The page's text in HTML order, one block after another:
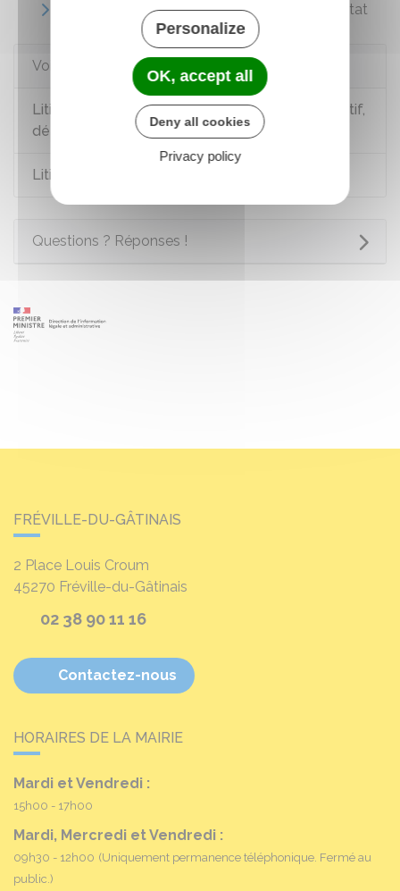
Recours en cassation devant le Conseil d'État
Voir aussi
Litiges avec l'administration : recours administratif,
défenseur des droits
Litiges avec la Sécurité sociale
Questions ? Réponses !
FRÉVILLE-DU-GÂTINAIS
2 Place Louis Croum
45270 Fréville-du-Gâtinais
02 38 90 11 16
Contactez-nous
HORAIRES DE LA MAIRIE
Mardi et Vendredi :
15h00 - 17h00
Mardi, Mercredi et Vendredi :
09h30 - 12h00 (Uniquement permanence téléphonique. Fermé au
public.)
Personalize
OK, accept all
Deny all cookies
Privacy policy